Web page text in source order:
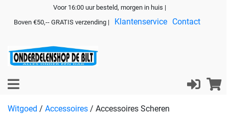
Voor 16:00 uur besteld, morgen in huis |
Boven €50,-- GRATIS verzending |
Klantenservice Contact
Witgoed / Accessoires / Accessoires Scheren